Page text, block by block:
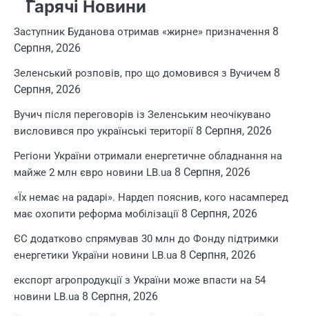
Гарячі Новини
Заступник Буданова отримав «жирне» призначення 8
Серпня, 2026
Зеленський розповів, про що домовився з Вучичем 8
Серпня, 2026
Вучич після переговорів із Зеленським неочікувано
висловився про українські території 8 Серпня, 2026
Регіони України отримали енергетичне обладнання на
майже 2 млн євро новини LB.ua 8 Серпня, 2026
«Їх немає на радарі». Нардеп пояснив, кого насамперед
має охопити реформа мобілізації 8 Серпня, 2026
ЄС додатково спрямував 30 млн до Фонду підтримки
енергетики України новини LB.ua 8 Серпня, 2026
експорт агропродукції з України може впасти на 54
новини LB.ua 8 Серпня, 2026